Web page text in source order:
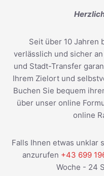
Seit über 10 Jahren
verlässlich und sicher
und Stadt-Transfer
Ihrem Zielort und
Buchen Sie bequem
über unser online
online
Falls Ihnen etwas unklar
anzurufen +43 699
Woche - 24